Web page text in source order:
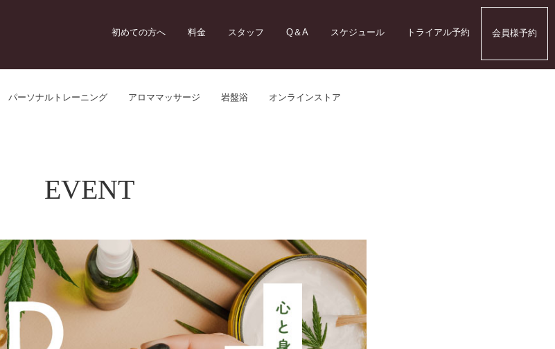
初めての方へ 料金 スタッフ Q＆A スケジュール トライアル予約 会員様予約
パーソナルトレーニング アロママッサージ 岩盤浴 オンラインストア
EVENT